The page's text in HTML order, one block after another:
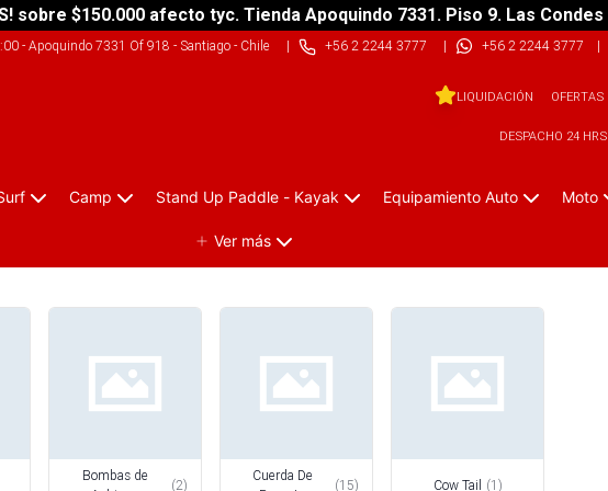
sobre $150.000 afecto tyc. Tienda Apoquindo 7331. Piso 9. Las Condes
- Apoquindo 7331 Of 918 - Santiago - Chile| +56 2 2244 3777 | +56 2 2244 3777 |
LIQUIDACIÓN OFERTAS
DESPACHO 24 HRS
Camp Stand Up Paddle - Kayak Equipamiento Auto Moto
Ver más
Bombas de
(2)
Cuerda De
(15) Cow Tail (1 )